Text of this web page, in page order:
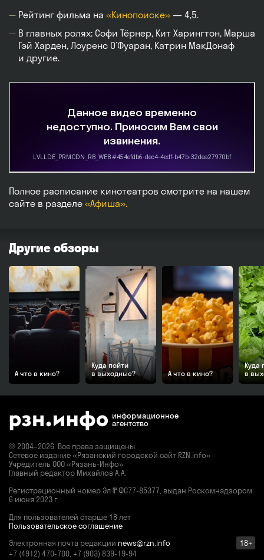
Рейтинг фильма на «Кинопоиске» — 4,5.
В главных ролях: Софи Тёрнер, Кит Харингтон, Марша
Гэй Харден, Лоуренс О’Фуаран, Катрин МакДонаф
и другие.
Полное расписание кинотеатров смотрите на нашем
сайте в разделе «Афиша».
Другие обзоры
А что в кино?
Куда пойти
в выходные?
А что в кино?
Куда
в
информационное
агентство
© 2004–2026. Все права защищены.
Сетевое издание «Рязанский городской сайт RZN.info»
Учредитель ООО «Рязань-Инфо»
Главный редактор Михайлов А.А.
Регистрационный номер Эл № ФС77-85377, выдан Роскомнадзором
6 июня 2023 г.
Для пользователей старше 18 лет
Пользовательское соглашение
Электронная почта редакции news@rzn.info
18+
+7 (4912) 470-700, +7 (903) 839-19-94